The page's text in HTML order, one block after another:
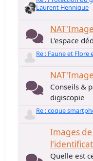
Laurent Hennique
L'espace
Re : Faune et Flore
Conseils &
digiscopie
Re : coque
Images
Quelle est